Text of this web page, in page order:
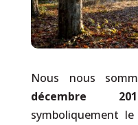
Nous nous
décembre
symboliquement